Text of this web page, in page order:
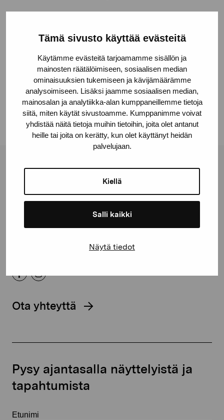
Tämä sivusto käyttää evästeitä
Käytämme evästeitä tarjoamamme sisällön ja
mainosten räätälöimiseen, sosiaalisen median
ominaisuuksien tukemiseen ja kävijämäärämme
analysoimiseen. Lisäksi jaamme sosiaalisen median,
mainosalan ja analytiikka-alan kumppaneillemme tietoja
siitä, miten käytät sivustoamme. Kumppanimme voivat
yhdistää näitä tietoja muihin tietoihin, joita olet antanut
heille tai joita on kerätty, kun olet käyttänyt heidän
palvelujaan.
Kiellä
Salli kaikki
Näytä tiedot
Facebook
Linkedin
Pro Artibus -säätiö
Kustaa Vaasan katu 11
proartibus@proartibus.fi
Ota yhteyttä
Pysy ajantasalla näyttelyistä ja
tapahtumista
Etunimi